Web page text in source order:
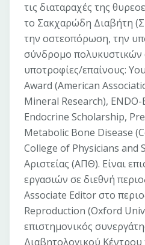
τις διαταραχές της
το Σακχαρώδη Διαβήτη
την οστεοπόρωση, την
σύνδρομο πολυκυστικών
υποτροφίες/επαίνους:
Award (American
Mineral Research),
Endocrine Scholarship,
Metabolic Bone Disease
College of Physicians and
Αριστείας (ΑΠΘ). Είναι
εργασιών σε διεθνή
Associate Editor στο
Reproduction (Oxford
επιστημονικός
Διαβητολογικού Κέντρου